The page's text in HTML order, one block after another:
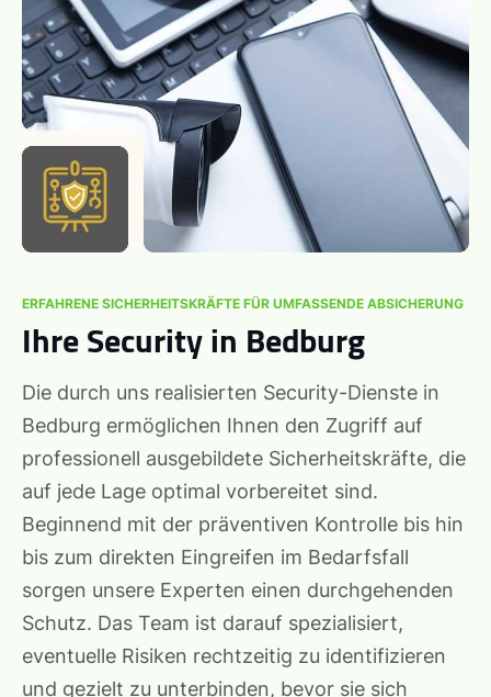
ERFAHRENE SICHERHEITSKRÄFTE FÜR UMFASSENDE ABSICHERUNG
Ihre Security in Bedburg
Die durch uns realisierten Security-Dienste in
Bedburg ermöglichen Ihnen den Zugriff auf
professionell ausgebildete Sicherheitskräfte, die
auf jede Lage optimal vorbereitet sind.
Beginnend mit der präventiven Kontrolle bis hin
bis zum direkten Eingreifen im Bedarfsfall
sorgen unsere Experten einen durchgehenden
Schutz. Das Team ist darauf spezialisiert,
eventuelle Risiken rechtzeitig zu identifizieren
und gezielt zu unterbinden, bevor sie sich